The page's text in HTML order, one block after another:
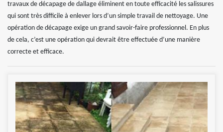
travaux de décapage de dallage éliminent en toute efficacité les salissures
qui sont très difficile à enlever lors d’un simple travail de nettoyage. Une
opération de décapage exige un grand savoir-faire professionnel. En plus
de cela, c’est une opération qui devrait être effectuée d’une manière
correcte et efficace.